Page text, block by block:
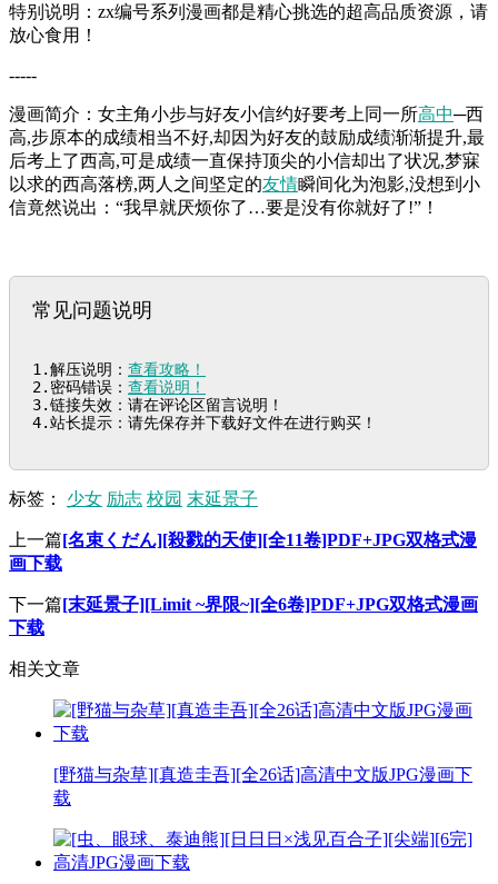
特别说明：zx编号系列漫画都是精心挑选的超高品质资源，请
放心食用！
-----
漫画简介：女主角小步与好友小信约好要考上同一所高中─西
高,步原本的成绩相当不好,却因为好友的鼓励成绩渐渐提升,最
后考上了西高,可是成绩一直保持顶尖的小信却出了状况,梦寐
以求的西高落榜,两人之间坚定的友情瞬间化为泡影,没想到小
信竟然说出：“我早就厌烦你了…要是没有你就好了!”！
常见问题说明
1.解压说明： 查看攻略！
2.密码错误： 查看说明！
3.链接失效：请在评论区留言说明！
4.站长提示：请先保存并下载好文件在进行购买！
标签： 少女 励志 校园 末延景子
上一篇[名束くだん][殺戮的天使][全11卷]PDF+JPG双格式漫
画下载
下一篇[末延景子][Limit ~界限~][全6卷]PDF+JPG双格式漫画
下载
相关文章
[野猫与杂草][真造圭吾][全26话]高清中文版JPG漫画下
载